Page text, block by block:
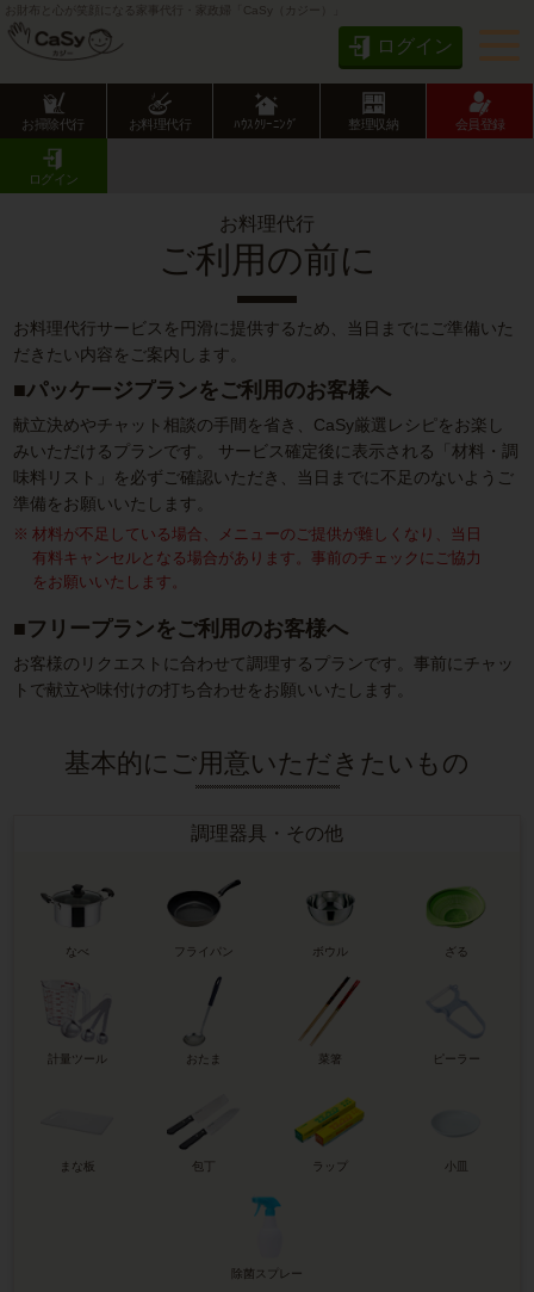
お財布と心が笑顔になる家事代行・家政婦「CaSy（カジー）」
ログイン
お掃除代行 お料理代行 ﾊｳｽｸﾘｰﾆﾝｸﾞ 整理収納 会員登録
ログイン
CaSy TOP
ご利用の前に（お料理代行）
お料理代行
ご利用の前に
お料理代行サービスを円滑に提供するため、当日までにご準備いた
だきたい内容をご案内します。
■パッケージプランをご利用のお客様へ
献立決めやチャット相談の手間を省き、CaSy厳選レシピをお楽し
みいただけるプランです。 サービス確定後に表示される「材料・調
味料リスト」を必ずご確認いただき、当日までに不足のないようご
準備をお願いいたします。
材料が不足している場合、メニューのご提供が難しくなり、当日
有料キャンセルとなる場合があります。事前のチェックにご協力
をお願いいたします。
■フリープランをご利用のお客様へ
お客様のリクエストに合わせて調理するプランです。事前にチャッ
トで献立や味付けの打ち合わせをお願いいたします。
基本的に ご用意いただきたいもの
調理器具・その他
なべ フライパン ボウル ざる
計量ツール おたま 菜箸 ピーラー
まな板 包丁 ラップ 小皿
除菌スプレー